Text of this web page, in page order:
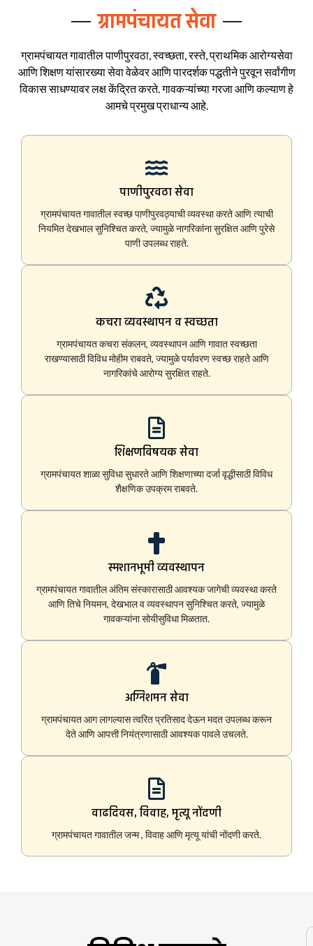
ग्रामपंचायत सेवा
ग्रामपंचायत गावातील पाणीपुरवठा, स्वच्छता, रस्ते, प्राथमिक आरोग्यसेवा
आणि शिक्षण यांसारख्या सेवा वेळेवर आणि पारदर्शक पद्धतीने पुरवून सर्वांगीण
विकास साधण्यावर लक्ष केंद्रित करते. गावकऱ्यांच्या गरजा आणि कल्याण हे
आमचे प्रमुख प्राधान्य आहे.
पाणीपुरवठा सेवा
ग्रामपंचायत गावातील स्वच्छ पाणीपुरवठ्याची व्यवस्था करते आणि त्याची
नियमित देखभाल सुनिश्चित करते, ज्यामुळे नागरिकांना सुरक्षित आणि पुरेसे
पाणी उपलब्ध राहते.
कचरा व्यवस्थापन व स्वच्छता
ग्रामपंचायत कचरा संकलन, व्यवस्थापन आणि गावात स्वच्छता
राखण्यासाठी विविध मोहीम राबवते, ज्यामुळे पर्यावरण स्वच्छ राहते आणि
नागरिकांचे आरोग्य सुरक्षित राहते.
शिक्षणविषयक सेवा
ग्रामपंचायत शाळा सुविधा सुधारते आणि शिक्षणाच्या दर्जा वृद्धीसाठी विविध
शैक्षणिक उपक्रम राबवते.
स्मशानभूमी व्यवस्थापन
ग्रामपंचायत गावातील अंतिम संस्कारासाठी आवश्यक जागेची व्यवस्था करते
आणि तिचे नियमन, देखभाल व व्यवस्थापन सुनिश्चित करते, ज्यामुळे
गावकऱ्यांना सोयीसुविधा मिळतात.
अग्निशमन सेवा
ग्रामपंचायत आग लागल्यास त्वरित प्रतिसाद देऊन मदत उपलब्ध करून
देते आणि आपत्ती नियंत्रणासाठी आवश्यक पावले उचलते.
वाढदिवस, विवाह, मृत्यू नोंदणी
ग्रामपंचायत गावातील जन्म , विवाह आणि मृत्यू यांची नोंदणी करते.